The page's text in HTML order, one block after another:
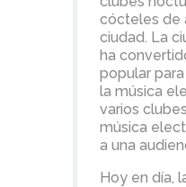
cócteles de
ciudad. La
ha
popular
la música
varios
música
a una
Hoy en día,